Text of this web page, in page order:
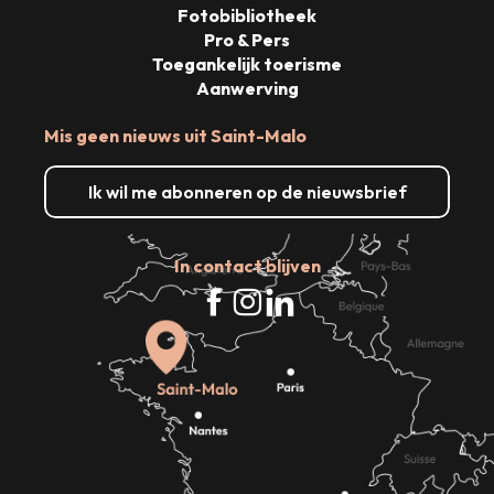
Mis geen nieuws uit Saint-Malo
Ik wil me abonneren op de nieuwsbrief
In contact blijven
Fotobibliotheek
Pro & Pers
Toegankelijk toerisme
Aanwerving